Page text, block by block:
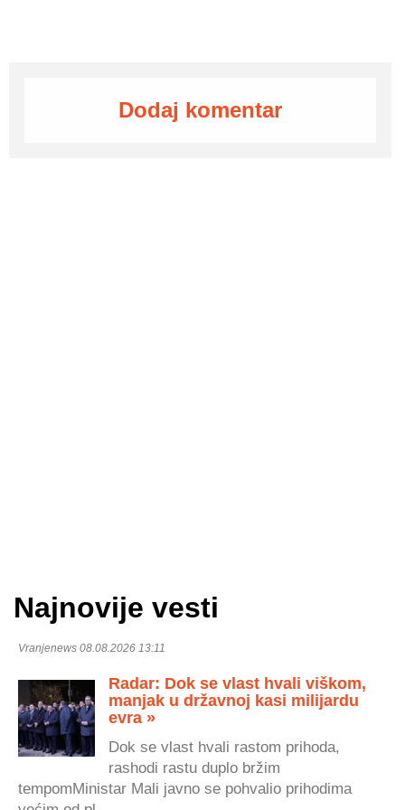
Dodaj komentar
Najnovije vesti
Vranjenews 08.08.2026 13:11
Radar: Dok se vlast hvali viškom,
manjak u državnoj kasi milijardu
evra »
Dok se vlast hvali rastom prihoda,
rashodi rastu duplo bržim
tempomMinistar Mali javno se pohvalio prihodima